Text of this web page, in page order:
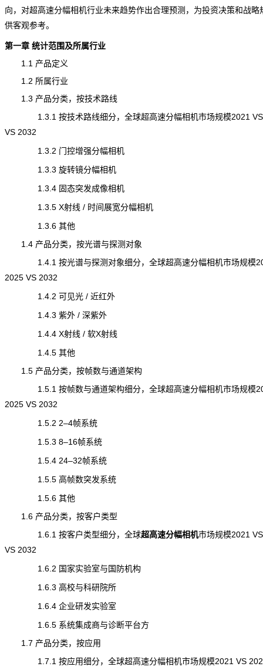
向，对超高速分幅相机行业未来趋势作出合理预测，为投资决策和战略
供客观参考。
第一章 统计范围及所属行业
1.1 产品定义
1.2 所属行业
1.3 产品分类，按技术路线
1.3.1 按技术路线细分，全球超高速分幅相机市场规模2021 VS
VS 2032
1.3.2 门控增强分幅相机
1.3.3 旋转镜分幅相机
1.3.4 固态突发成像相机
1.3.5 X射线 / 时间展宽分幅相机
1.3.6 其他
1.4 产品分类，按光谱与探测对象
1.4.1 按光谱与探测对象细分，全球超高速分幅相机市场规模
2025 VS 2032
1.4.2 可见光 / 近红外
1.4.3 紫外 / 深紫外
1.4.4 X射线 / 软X射线
1.4.5 其他
1.5 产品分类，按帧数与通道架构
1.5.1 按帧数与通道架构细分，全球超高速分幅相机市场规模
2025 VS 2032
1.5.2 2–4帧系统
1.5.3 8–16帧系统
1.5.4 24–32帧系统
1.5.5 高帧数突发系统
1.5.6 其他
1.6 产品分类，按客户类型
1.6.1 按客户类型细分，全球超高速分幅相机市场规模2021
VS 2032
1.6.2 国家实验室与国防机构
1.6.3 高校与科研院所
1.6.4 企业研发实验室
1.6.5 系统集成商与诊断平台方
1.7 产品分类，按应用
1.7.1 按应用细分，全球超高速分幅相机市场规模2021 VS